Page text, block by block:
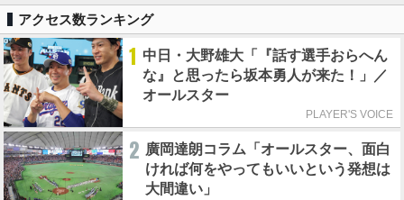
アクセス数ランキング
1 中日・大野雄大「『話す選手おらへん
な』と思ったら坂本勇人が来た！」／
オールスター
PLAYER'S VOICE
2 廣岡達朗コラム「オールスター、面白
ければ何をやってもいいという発想は
大間違い」